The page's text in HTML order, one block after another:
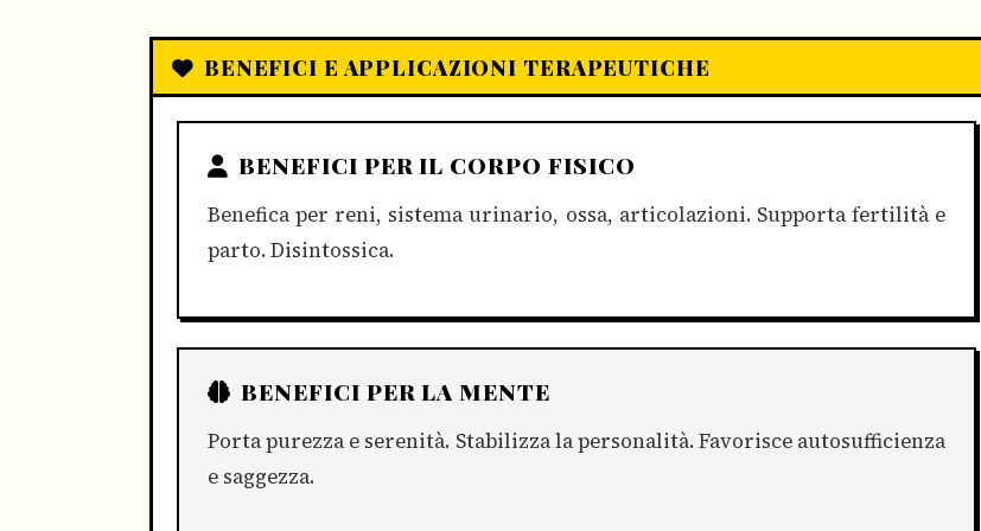
BENEFICI E APPLICAZIONI TERAPEUTICHE
BENEFICI PER IL CORPO FISICO
Benefica per reni, sistema urinario, ossa, articolazioni. Supporta fertilità e
parto. Disintossica.
BENEFICI PER LA MENTE
Porta purezza e serenità. Stabilizza la personalità. Favorisce autosufficienza
e saggezza.